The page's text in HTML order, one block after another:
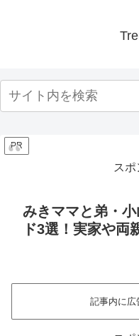
PR
スポ
みきママと弟・
ド3選！実家や両
記事内に広